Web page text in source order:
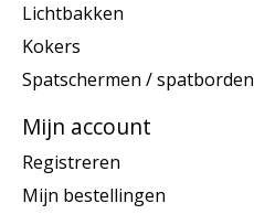
Lichtbakken
Kokers
Spatschermen / spatborden
Mijn account
Registreren
Mijn bestellingen